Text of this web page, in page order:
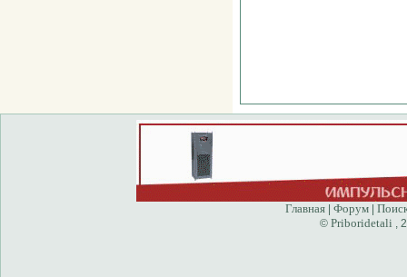
Главная| Форум|
© Priboridetali ,